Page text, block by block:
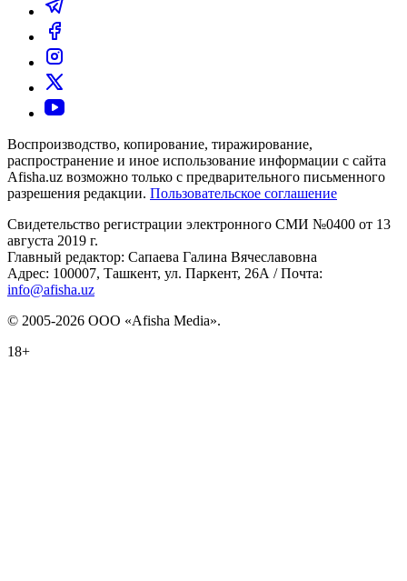
Воспроизводство, копирование, тиражирование,
распространение и иное использование информации с сайта
Afisha.uz возможно только с предварительного письменного
разрешения редакции. Пользовательское соглашение
Свидетельство регистрации электронного СМИ №0400 от 13
августа 2019 г.
Главный редактор: Сапаева Галина Вячеславовна
Адрес: 100007, Ташкент, ул. Паркент, 26А / Почта:
info@afisha.uz
© 2005-2026 ООО «Afisha Media».
18+